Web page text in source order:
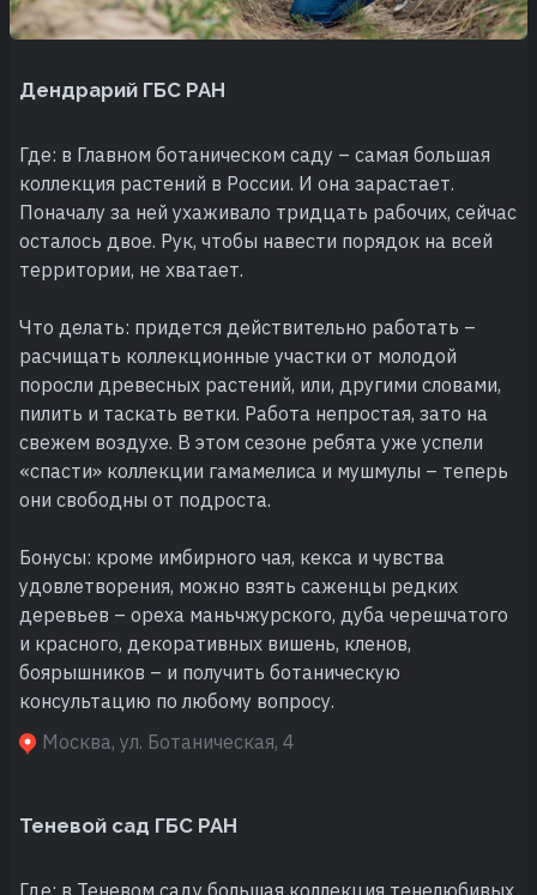
Дендрарий ГБС РАН
Где: в Главном ботаническом саду – самая большая
коллекция растений в России. И она зарастает.
Поначалу за ней ухаживало тридцать рабочих, сейчас
осталось двое. Рук, чтобы навести порядок на всей
территории, не хватает.
Что делать: придется действительно работать –
расчищать коллекционные участки от молодой
поросли древесных растений, или, другими словами,
пилить и таскать ветки. Работа непростая, зато на
свежем воздухе. В этом сезоне ребята уже успели
«спасти» коллекции гамамелиса и мушмулы – теперь
они свободны от подроста.
Бонусы: кроме имбирного чая, кекса и чувства
удовлетворения, можно взять саженцы редких
деревьев – ореха маньчжурского, дуба черешчатого
и красного, декоративных вишень, кленов,
боярышников – и получить ботаническую
консультацию по любому вопросу.
Москва, ул. Ботаническая, 4
Теневой сад ГБС РАН
Где: в Теневом саду большая коллекция тенелюбивых